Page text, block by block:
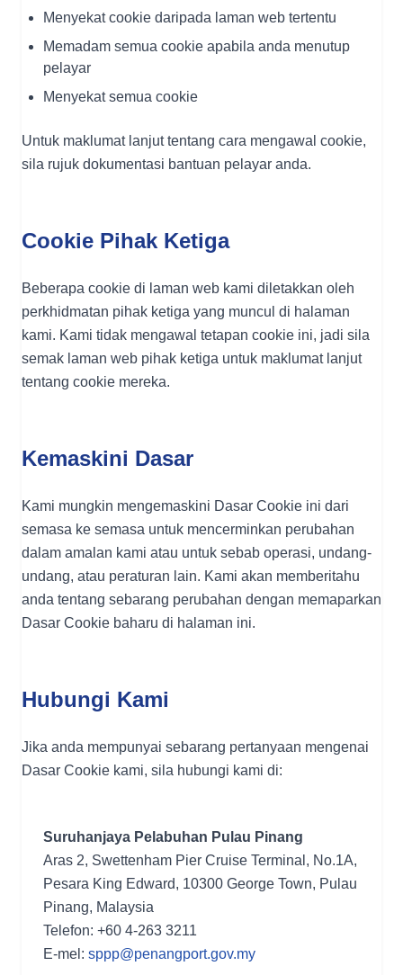
Menyekat cookie daripada laman web tertentu
Memadam semua cookie apabila anda menutup
pelayar
Menyekat semua cookie
Untuk maklumat lanjut tentang cara mengawal cookie,
sila rujuk dokumentasi bantuan pelayar anda.
Cookie Pihak Ketiga
Beberapa cookie di laman web kami diletakkan oleh
perkhidmatan pihak ketiga yang muncul di halaman
kami. Kami tidak mengawal tetapan cookie ini, jadi sila
semak laman web pihak ketiga untuk maklumat lanjut
tentang cookie mereka.
Kemaskini Dasar
Kami mungkin mengemaskini Dasar Cookie ini dari
semasa ke semasa untuk mencerminkan perubahan
dalam amalan kami atau untuk sebab operasi, undang-
undang, atau peraturan lain. Kami akan memberitahu
anda tentang sebarang perubahan dengan memaparkan
Dasar Cookie baharu di halaman ini.
Hubungi Kami
Jika anda mempunyai sebarang pertanyaan mengenai
Dasar Cookie kami, sila hubungi kami di:
Suruhanjaya Pelabuhan Pulau Pinang
Aras 2, Swettenham Pier Cruise Terminal, No.1A,
Pesara King Edward, 10300 George Town, Pulau
Pinang, Malaysia
Telefon: +60 4-263 3211
E-mel: sppp@penangport.gov.my